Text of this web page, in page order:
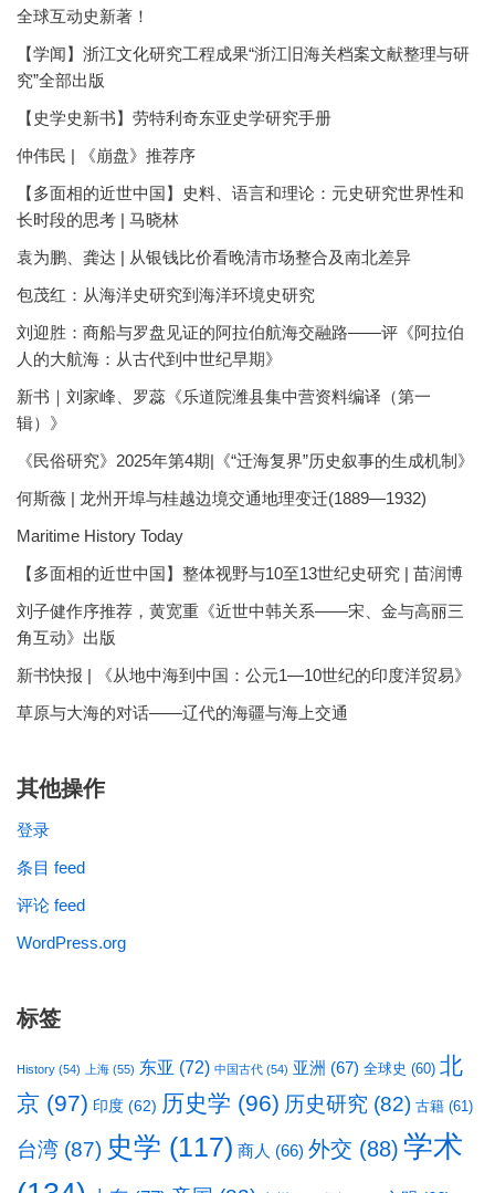
全球互动史新著！
【学闻】浙江文化研究工程成果“浙江旧海关档案文献整理与研
究”全部出版
【史学史新书】劳特利奇东亚史学研究手册
仲伟民 | 《崩盘》推荐序
【多面相的近世中国】史料、语言和理论：元史研究世界性和
长时段的思考 | 马晓林
袁为鹏、龚达 | 从银钱比价看晚清市场整合及南北差异
包茂红：从海洋史研究到海洋环境史研究
刘迎胜：商船与罗盘见证的阿拉伯航海交融路——评《阿拉伯
人的大航海：从古代到中世纪早期》
新书｜刘家峰、罗蕊《乐道院潍县集中营资料编译（第一
辑）》
《民俗研究》2025年第4期|《“迁海复界”历史叙事的生成机制》
何斯薇 | 龙州开埠与桂越边境交通地理变迁(1889—1932)
Maritime History Today
【多面相的近世中国】整体视野与10至13世纪史研究 | 苗润博
刘子健作序推荐，黄宽重《近世中韩关系——宋、金与高丽三
角互动》出版
新书快报 | 《从地中海到中国：公元1—10世纪的印度洋贸易》
草原与大海的对话——辽代的海疆与海上交通
其他操作
登录
条目 feed
评论 feed
WordPress.org
标签
History (54) 上海 (55) 东亚 (72) 中国古代 (54) 亚洲 (67) 全球史 (60) 北
京 (97) 印度 (62) 历史学 (96) 历史研究 (82) 古籍 (61)
台湾 (87) 史学 (117) 商人 (66) 外交 (88) 学术